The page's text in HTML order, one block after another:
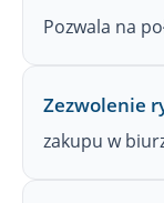
Pozwala na
Zezwolenie
zakupu w